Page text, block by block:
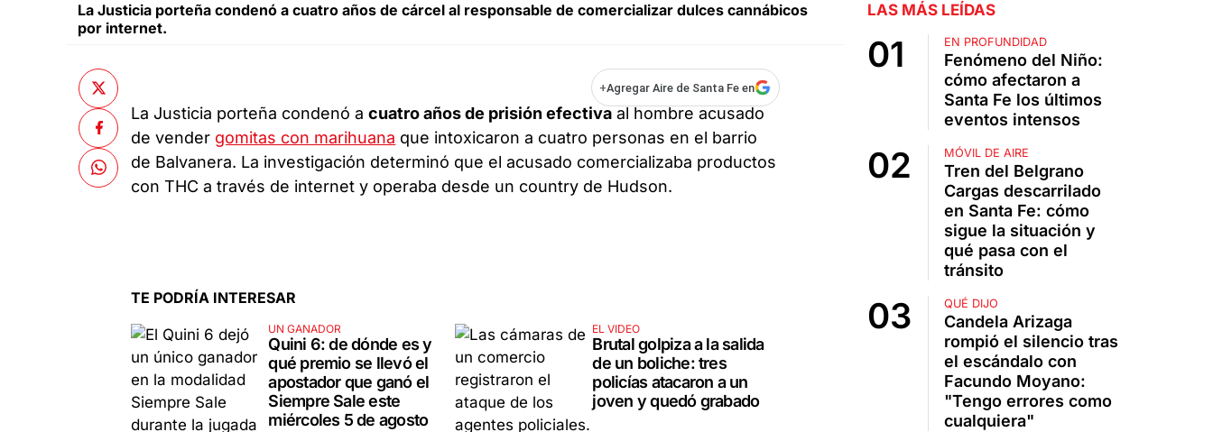
La Justicia porteña condenó a cuatro años de cárcel al responsable de comercializar dulces cannábicos
por internet.
+Agregar Aire de Santa Fe en
La Justicia porteña condenó acuatro años de prisión efectiva al hombre acusado
de vender gomitas con marihuana que intoxicaron a cuatro personas en el barrio
de Balvanera. La investigación determinó que el acusado comercializaba productos
con THC a través de internet y operaba desde un country de Hudson.
TE PODRÍA INTERESAR
UN GANADOR
Quini 6: de dónde es y
qué premio se llevó el
apostador que ganó el
Siempre Sale este
miércoles 5 de agosto
EL VIDEO
Brutal golpiza a la salida
de un boliche: tres
policías atacaron a un
joven y quedó grabado
LAS MÁS LEÍDAS
EN PROFUNDIDAD
Fenómeno del Niño:
cómo afectaron a
Santa Fe los últimos
eventos intensos
MÓVIL DE AIRE
Tren del Belgrano
Cargas descarrilado
en Santa Fe: cómo
sigue la situación y
qué pasa con el
tránsito
QUÉ DIJO
Candela Arizaga
rompió el silencio tras
el escándalo con
Facundo Moyano:
"Tengo errores como
cualquiera"